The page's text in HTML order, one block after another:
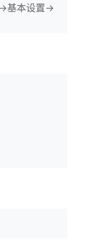
→基本设置→